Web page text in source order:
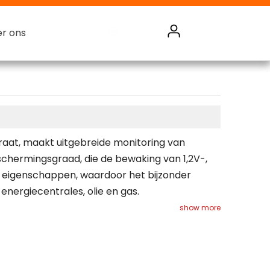
ons
ons
ons
ons
maakt uitgebreide monitoring van
die de bewaking van 1,2V-,
waardoor het bijzonder
olie en gas.
show more